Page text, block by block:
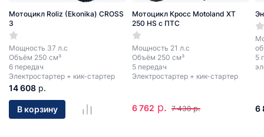
Мотоцикл Roliz (Ekonika) CROSS
3
Мощность 37 л.с
Объём 250 см³
6 передач
Электростартер + кик-стартер
14 608 р.
В корзину
Мотоцикл Кросс Motoland XT
250 HS с ПТС
Мощность 21 л.с
Объём 250 см³
5 передач
Электростартер + кик-стартер
6 762 р. 7 438 р.
5
6